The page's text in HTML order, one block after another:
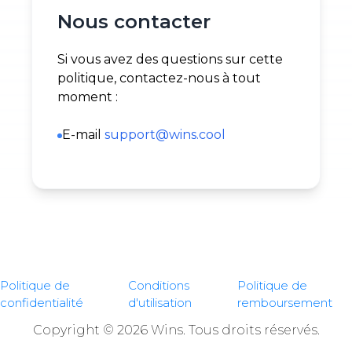
Nous contacter
Si vous avez des questions sur cette
politique, contactez-nous à tout
moment :
E-mail support@wins.cool
Politique de
confidentialité
Conditions
d'utilisation
Politique de
remboursement
Copyright © 2026 Wins. Tous droits réservés.